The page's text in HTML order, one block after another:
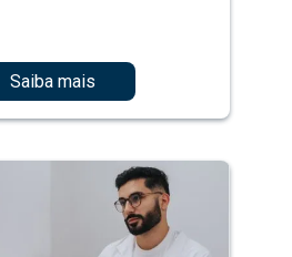
Saiba mais